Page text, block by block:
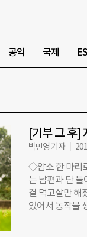
공익 국제
[기부 그 후]
박민영 기자
◇암소 한 마리
는 남편과 단
결 먹고살만 해
있어서 농작물